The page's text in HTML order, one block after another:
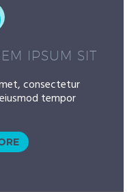
IPSUM SIT
consectetur
tempor